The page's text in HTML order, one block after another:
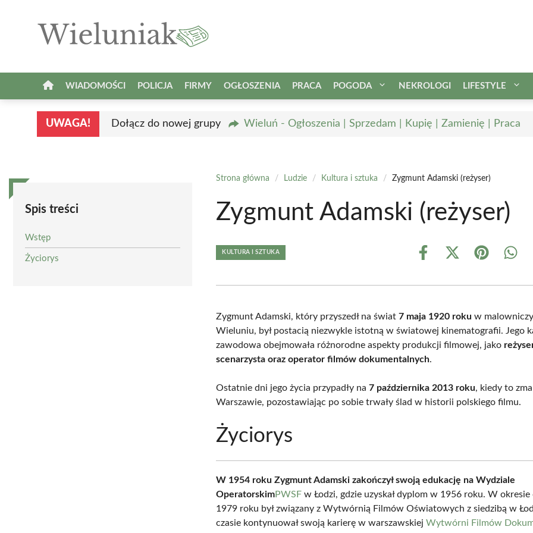
WIADOMOŚCI POLICJA FIRMY OGŁOSZENIA PRACA POGODA NEKROLOGI LIFESTYLE
UWAGA! Dołącz do nowej grupy Wieluń - Ogłoszenia | Sprzedam | Kupię | Zamienię | Praca
Spis treści
Wstęp
Życiorys
Strona główna / Ludzie / Kultura i sztuka / Zygmunt Adamski (reżyser)
Zygmunt Adamski (reżyser)
KULTURA I SZTUKA
Share
Share
(Twitter)
Share Share
Zygmunt Adamski, który przyszedł na świat7 maja 1920 roku w
Wieluniu, był postacią niezwykle istotną w światowej kinematografii. Jego
zawodowa obejmowała różnorodne aspekty produkcji filmowej, jako
scenarzysta oraz operator filmów dokumentalnych.
Ostatnie dni jego życia przypadły na7 października 2013 roku, kiedy to
Warszawie, pozostawiając po sobie trwały ślad w historii polskiego filmu.
Życiorys
W 1954 roku Zygmunt Adamski zakończył swoją edukację na Wydziale
OperatorskimPWSF w Łodzi, gdzie uzyskał dyplom w 1956 roku. W
1979 roku był związany z Wytwórnią Filmów Oświatowych z siedzibą w
czasie kontynuował swoją karierę w warszawskiejWytwórni Filmów